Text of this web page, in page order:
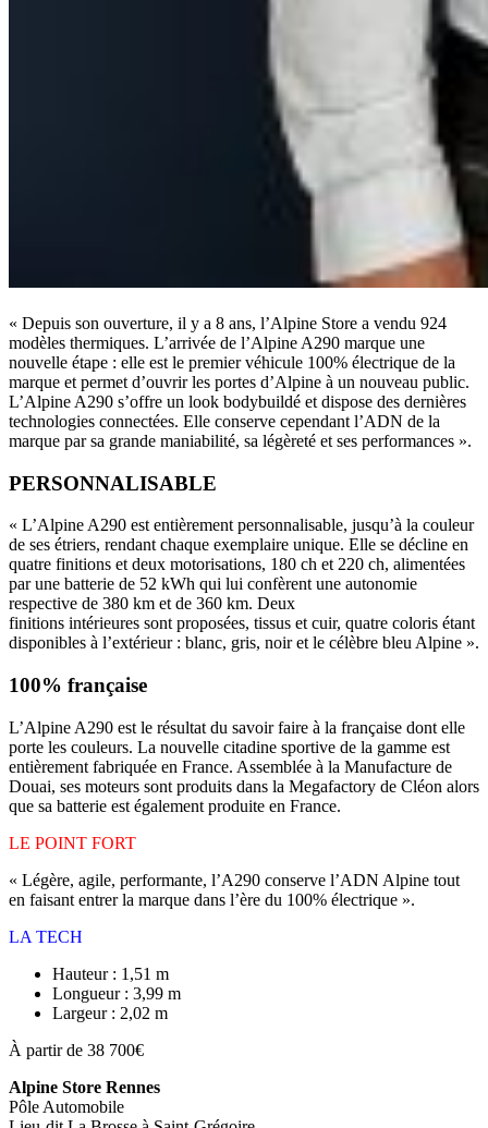
« Depuis son ouverture, il y a 8 ans, l’Alpine Store a vendu 924
modèles thermiques. L’arrivée de l’Alpine A290 marque une
nouvelle étape : elle est le premier véhicule 100% électrique de la
marque et permet d’ouvrir les portes d’Alpine à un nouveau public.
L’Alpine A290 s’offre un look bodybuildé et dispose des dernières
technologies connectées. Elle conserve cependant l’ADN de la
marque par sa grande maniabilité, sa légèreté et ses performances ».
PERSONNALISABLE
« L’Alpine A290 est entièrement personnalisable, jusqu’à la couleur
de ses étriers, rendant chaque exemplaire unique. Elle se décline en
quatre finitions et deux motorisations, 180 ch et 220 ch, alimentées
par une batterie de 52 kWh qui lui confèrent une autonomie
respective de 380 km et de 360 km. Deux
finitions intérieures sont proposées, tissus et cuir, quatre coloris étant
disponibles à l’extérieur : blanc, gris, noir et le célèbre bleu Alpine ».
100% française
L’Alpine A290 est le résultat du savoir faire à la française dont elle
porte les couleurs. La nouvelle citadine sportive de la gamme est
entièrement fabriquée en France. Assemblée à la Manufacture de
Douai, ses moteurs sont produits dans la Megafactory de Cléon alors
que sa batterie est également produite en France.
LE POINT FORT
« Légère, agile, performante, l’A290 conserve l’ADN Alpine tout
en faisant entrer la marque dans l’ère du 100% électrique ».
LA TECH
Hauteur : 1,51 m
Longueur : 3,99 m
Largeur : 2,02 m
À partir de 38 700€
Alpine Store Rennes
Pôle Automobile